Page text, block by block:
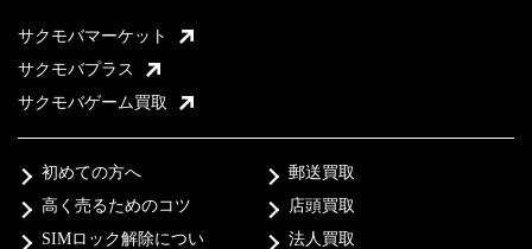
サクモバマーケット
サクモバプラス
サクモバゲーム買取
初めての方へ
高く売るためのコツ
SIMロック解除につい
郵送買取
店頭買取
法人買取